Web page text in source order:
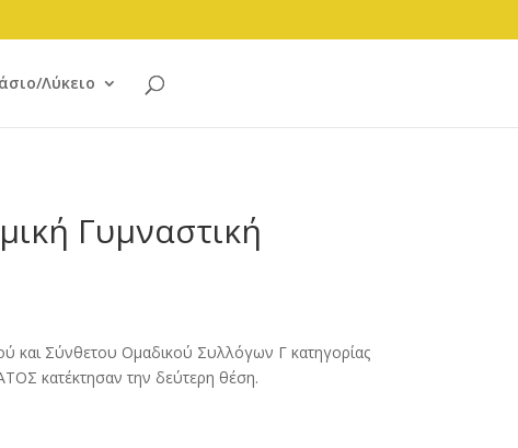
Λύκειο
Γυμναστική
και Σύνθετου Ομαδικού Συλλόγων Γ κατηγορίας
κατέκτησαν την δεύτερη θέση.